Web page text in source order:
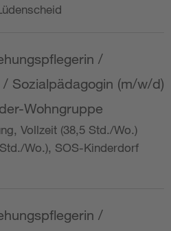
/
Sozialpädagogin (m/w/d)
Wohngruppe
Vollzeit (38,5 Std./Wo.)
Wo.), SOS-Kinderdorf
/